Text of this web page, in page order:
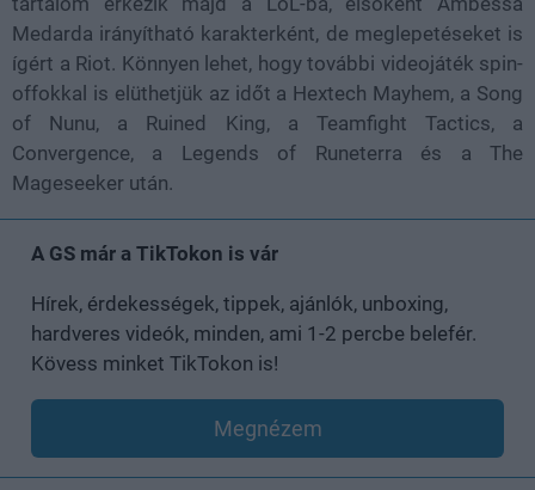
Medarda irányítható karakterként, de meglepetéseket is
ígért a Riot. Könnyen lehet, hogy további videojáték spin-
offokkal is elüthetjük az időt a Hextech Mayhem, a Song
of Nunu, a Ruined King, a Teamfight Tactics, a
Convergence, a Legends of Runeterra és a The
Mageseeker után.
A GS már a TikTokon is vár
Hírek, érdekességek, tippek, ajánlók, unboxing,
hardveres videók, minden, ami 1-2 percbe belefér.
Kövess minket TikTokon is!
Megnézem